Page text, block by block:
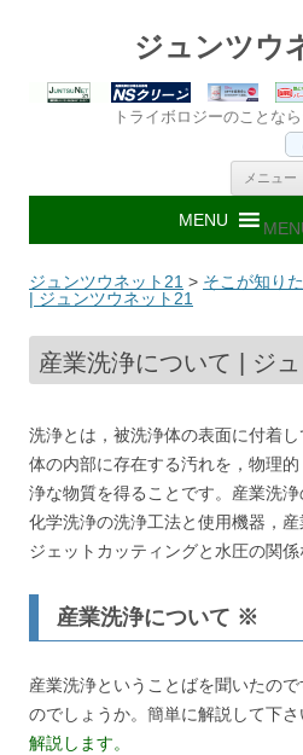
ジュンツウ
トライボロジーのことな
メニュー
ジュンツウネット21 > そこが知り
| ジュンツウネット21
産業洗浄について | ジ
洗浄とは，被洗浄体の表面に付着
体の内部に存在する汚れを，物理
浄な物質を得ることです。産業洗
化学洗浄の洗浄工法と使用機器，
ジェットカッティングと水圧の関係
産業洗浄について ※
産業洗浄ということばを聞いたの
のでしょうか。簡単に解説して下さ
解説します。